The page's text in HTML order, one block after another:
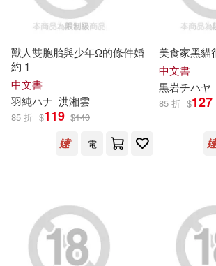
橫尾太郎(3)
清露・ぎうにう(3)
火野あかり(3)
相川有(3)
神納花(3)
エンターブレイン(1)
カンゼン(1)
ガイドワークス(1)
ガジンハウス(1)
シュークリーム(1)
獸人雙胞胎與少年Ω的條件婚
約 1
中文書
羽純ハナ 洪湘雲
85 折 $119 $140
電
美食家黑貓
中文書
黒岩チハヤ
85 折 $127